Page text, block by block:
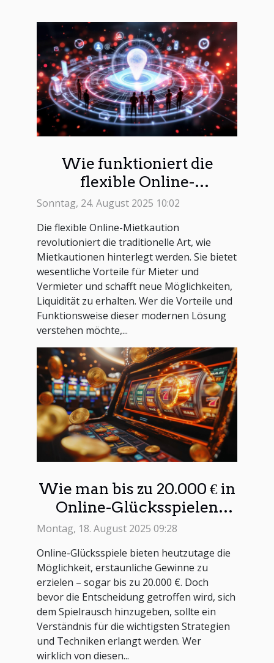
Wie funktioniert die
flexible Online-
Mietkaution?
Sonntag, 24. August 2025 10:02
Die flexible Online-Mietkaution
revolutioniert die traditionelle Art, wie
Mietkautionen hinterlegt werden. Sie bietet
wesentliche Vorteile für Mieter und
Vermieter und schafft neue Möglichkeiten,
Liquidität zu erhalten. Wer die Vorteile und
Funktionsweise dieser modernen Lösung
verstehen möchte,...
Wie man bis zu 20.000 € in
Online-Glücksspielen
gewinnen kann?
Montag, 18. August 2025 09:28
Online-Glücksspiele bieten heutzutage die
Möglichkeit, erstaunliche Gewinne zu
erzielen – sogar bis zu 20.000 €. Doch
bevor die Entscheidung getroffen wird, sich
dem Spielrausch hinzugeben, sollte ein
Verständnis für die wichtigsten Strategien
und Techniken erlangt werden. Wer
wirklich von diesen...